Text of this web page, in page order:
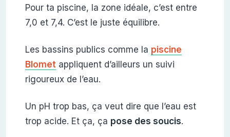
Pour ta piscine, la zone idéale, c’est entre
7,0 et 7,4. C’est le juste équilibre.
Les bassins publics comme la piscine
Blomet appliquent d’ailleurs un suivi
rigoureux de l’eau.
Un pH trop bas, ça veut dire que l’eau est
trop acide. Et ça, ça pose des soucis.